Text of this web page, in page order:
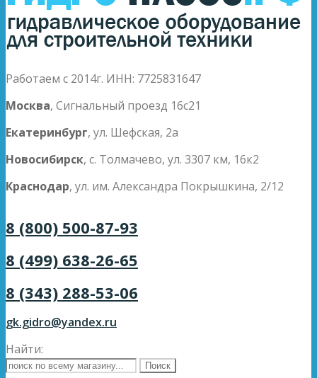
Работаем с 2014г. ИНН: 7725831647
Москва, Сигнальный проезд 16с21
Екатеринбург, ул. Шефская, 2а
Новосибирск, с. Толмачево, ул. 3307 км, 16к2
Краснодар, ул. им. Александра Покрышкина, 2/12
8 (800) 500-87-93
8 (499) 638-26-65
8 (343) 288-53-06
gk.gidro@yandex.ru
Найти: